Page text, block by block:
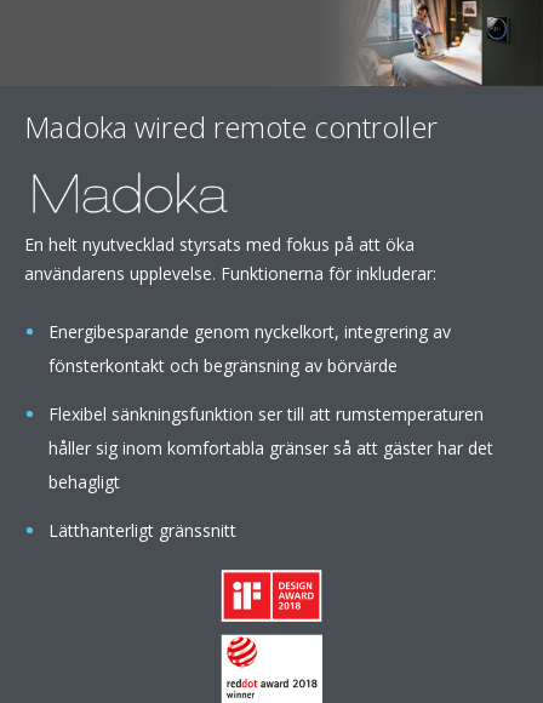
Madoka wired remote controller
En helt nyutvecklad styrsats med fokus på att öka
användarens upplevelse. Funktionerna för inkluderar:
Energibesparande genom nyckelkort, integrering av
fönsterkontakt och begränsning av börvärde
Flexibel sänkningsfunktion ser till att rumstemperaturen
håller sig inom komfortabla gränser så att gäster har det
behagligt
Lätthanterligt gränssnitt